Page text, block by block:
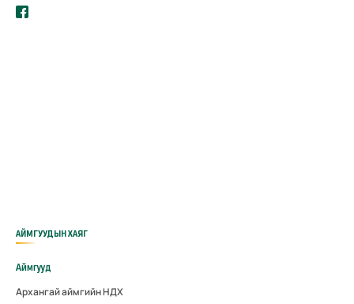
АЙМГУУДЫН ХАЯГ
Аймгууд
Архангай аймгийн НДХ